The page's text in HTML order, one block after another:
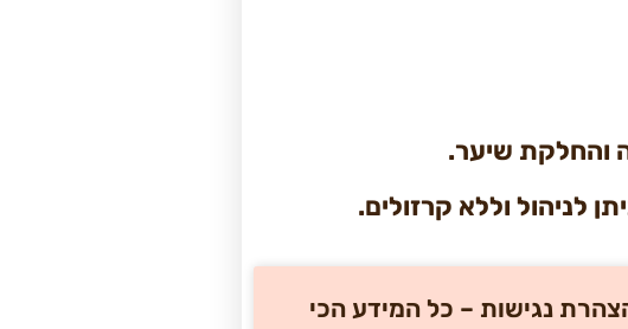
והחלקת שיער.
לניהול וללא קרזולים.
נגישות – כל המידע הכי